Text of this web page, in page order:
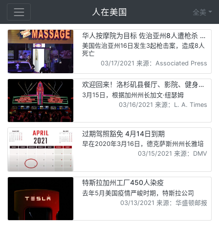
人在美国 全美
华人按摩院为目标 佐治亚州8人遭枪杀 6
人为亚裔女性
美国佐治亚州16日发生3起枪击案，造成8人
死亡
03/17/2021 来源：Associated Press
欢迎回来！洛杉矶县餐厅、影院、健身馆
重新开放
3月15日，根据加州州长加文·纽瑟姆
03/16/2021 来源：L. A. Times
过期驾照豁免 4月14日到期
早在2020年3月16日，德克萨斯州州长雅培
03/15/2021 来源：DMV
特斯拉加州工厂450人染疫
去年5月美国疫情严峻时期，特斯拉公司
03/13/2021 来源：华盛顿邮报